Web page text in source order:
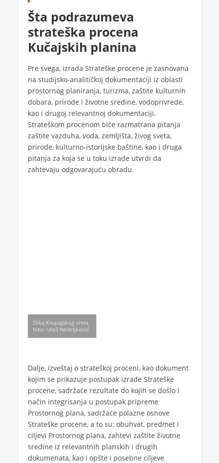
Šta podrazumeva
strateška procena
Kučajskih planina
Pre svega, izrada Strateške procene je zasnovana
na studijsko-analitičkoj dokumentaciji iz oblasti
prostornog planiranja, turizma, zaštite kulturnih
dobara, prirode i životne sredine, vodoprivrede,
kao i drugoj relevantnoj dokumentaciji.
Strateškom procenom biće razmatrana pitanja
zaštite vazduha, voda, zemljišta, živog sveta,
prirode, kulturno-istorijske baštine, kao i druga
pitanja za koja se u toku izrade utvrdi da
zahtevaju odgovarajuću obradu.
Slika Krupajskog vrela,
foto: Uroš Nedeljković
Dalje, izveštaj o strateškoj proceni, kao dokument
kojim se prikazuje postupak izrade Strateške
procene, sadržaće rezultate do kojih se došlo i
način integrisanja u postupak pripreme
Prostornog plana, sadržaće polazne osnove
Strateške procene, a to su: obuhvat, predmet i
ciljevi Prostornog plana, zahtevi zaštite životne
sredine iz relevantnih planskih i drugih
dokumenata, kao i opšte i posebne ciljeve